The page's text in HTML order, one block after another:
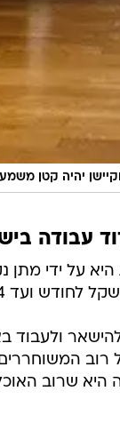
יהיה קטן
עבודה
ולעבוד
היא שרוב